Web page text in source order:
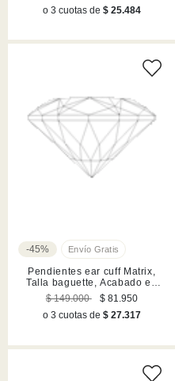
o 3 cuotas de $ 25.484
-45%
Pendientes ear cuff Matrix,
Talla baguette, Acabado en
rodio
$ 149.000
$ 81.950
o 3 cuotas de $ 27.317